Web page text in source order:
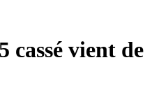
cassé vient